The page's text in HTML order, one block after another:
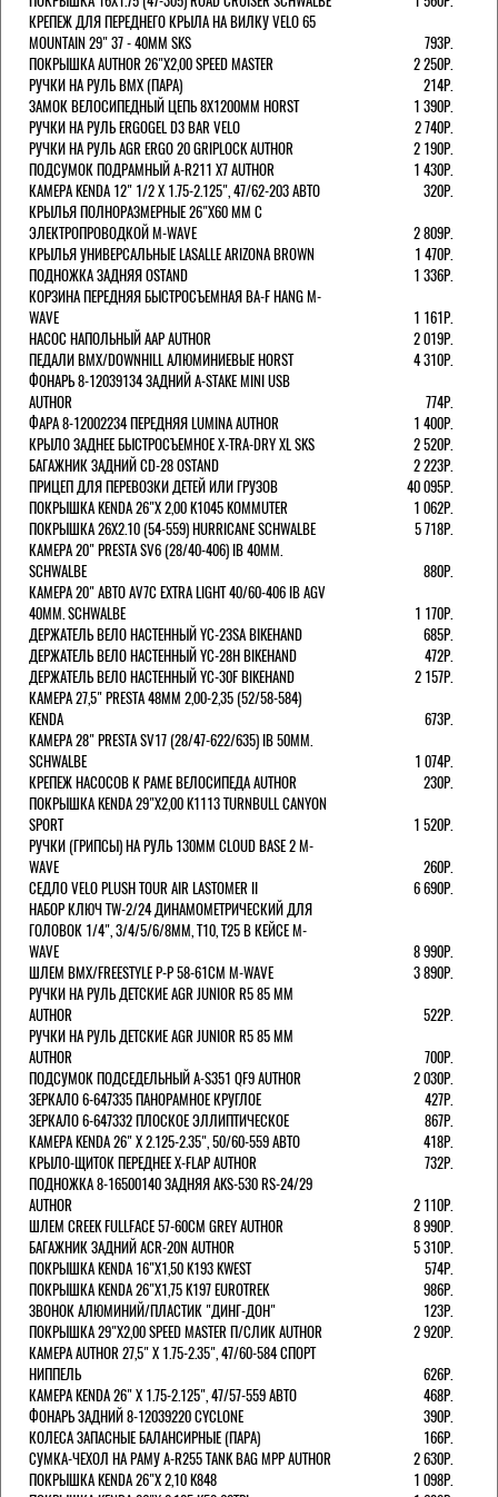
КРЕПЕЖ ДЛЯ ПЕРЕДНЕГО КРЫЛА НА ВИЛКУ VELO 65
MOUNTAIN 29" 37 - 40ММ SKS
793Р.
ПОКРЫШКА AUTHOR 26"Х2,00 SPEED MASTER
2 250Р.
РУЧКИ НА РУЛЬ BMX (ПАРА)
214Р.
ЗАМОК ВЕЛОCИПЕДНЫЙ ЦЕПЬ 8Х1200ММ HORST
1 390Р.
РУЧКИ НА РУЛЬ ERGOGEL D3 BAR VELO
2 740Р.
РУЧКИ НА РУЛЬ AGR ERGO 20 GRIPLOCK AUTHOR
2 190Р.
ПОДСУМОК ПОДРАМНЫЙ A-R211 X7 AUTHOR
1 430Р.
КАМЕРА KENDA 12" 1/2 Х 1.75-2.125", 47/62-203 АВТО
320Р.
КРЫЛЬЯ ПОЛНОРАЗМЕРНЫЕ 26"Х60 ММ С
ЭЛЕКТРОПРОВОДКОЙ M-WAVE
2 809Р.
КРЫЛЬЯ УНИВЕРСАЛЬНЫЕ LASALLE ARIZONA BROWN
1 470Р.
ПОДНОЖКА ЗАДНЯЯ OSTAND
1 336Р.
КОРЗИНА ПЕРЕДНЯЯ БЫСТРОСЪЕМНАЯ BA-F HANG M-
WAVE
1 161Р.
НАСОС НАПОЛЬНЫЙ AAP AUTHOR
2 019Р.
ПЕДАЛИ BMX/DOWNHILL АЛЮМИНИЕВЫЕ HORST
4 310Р.
ФОНАРЬ 8-12039134 ЗАДНИЙ A-STAKE MINI USB
AUTHOR
774Р.
ФАРА 8-12002234 ПЕРЕДНЯЯ LUMINA AUTHOR
1 400Р.
КРЫЛО ЗАДНЕЕ БЫСТРОСЪЕМНОЕ X-TRA-DRY XL SKS
2 520Р.
БАГАЖНИК ЗАДНИЙ CD-28 OSTAND
2 223Р.
ПРИЦЕП ДЛЯ ПЕРЕВОЗКИ ДЕТЕЙ ИЛИ ГРУЗОВ
40 095Р.
ПОКРЫШКА KENDA 26"Х 2,00 K1045 KOMMUTER
1 062Р.
ПОКРЫШКА 26X2.10 (54-559) HURRICANE SCHWALBE
5 718Р.
КАМЕРА 20" PRESTA SV6 (28/40-406) IB 40MM.
SCHWALBE
880Р.
КАМЕРА 20" АВТО AV7C EXTRA LIGHT 40/60-406 IB AGV
40MM. SCHWALBE
1 170Р.
ДЕРЖАТЕЛЬ ВЕЛО НАСТЕННЫЙ YC-23SA BIKEHAND
685Р.
ДЕРЖАТЕЛЬ ВЕЛО НАСТЕННЫЙ YC-28H BIKEHAND
472Р.
ДЕРЖАТЕЛЬ ВЕЛО НАСТЕННЫЙ YC-30F BIKEHAND
2 157Р.
КАМЕРА 27,5" PRESTA 48ММ 2,00-2,35 (52/58-584)
KENDA
673Р.
КАМЕРА 28" PRESTA SV17 (28/47-622/635) IB 50MM.
SCHWALBE
1 074Р.
КРЕПЕЖ НАСОСОВ К РАМЕ ВЕЛОСИПЕДА AUTHOR
230Р.
ПОКРЫШКА KENDA 29"Х2,00 K1113 TURNBULL CANYON
SPORT
1 520Р.
РУЧКИ (ГРИПСЫ) НА РУЛЬ 130ММ CLOUD BASE 2 M-
WAVE
260Р.
СЕДЛО VELO PLUSH TOUR AIR LASTOMER II
6 690Р.
НАБОР КЛЮЧ TW-2/24 ДИНАМОМЕТРИЧЕСКИЙ ДЛЯ
ГОЛОВОК 1/4", 3/4/5/6/8ММ, T10, T25 В КЕЙСЕ M-
WAVE
8 990Р.
ШЛЕМ ВМХ/FREESTYLE Р-Р 58-61СМ M-WAVE
3 890Р.
РУЧКИ НА РУЛЬ ДЕТСКИЕ AGR JUNIOR R5 85 ММ
AUTHOR
522Р.
РУЧКИ НА РУЛЬ ДЕТСКИЕ AGR JUNIOR R5 85 ММ
AUTHOR
700Р.
ПОДСУМОК ПОДСЕДЕЛЬНЫЙ A-S351 QF9 AUTHOR
2 030Р.
ЗЕРКАЛО 6-647335 ПАНОРАМНОЕ КРУГЛОЕ
427Р.
ЗЕРКАЛО 6-647332 ПЛОСКОЕ ЭЛЛИПТИЧЕСКОЕ
867Р.
КАМЕРА KENDA 26" Х 2.125-2.35", 50/60-559 АВТО
418Р.
КРЫЛО-ЩИТОК ПЕРЕДНЕЕ X-FLAP AUTHOR
732Р.
ПОДНОЖКА 8-16500140 ЗАДНЯЯ AKS-530 RS-24/29
AUTHOR
2 110Р.
ШЛЕМ CREEK FULLFACE 57-60СМ GREY AUTHOR
8 990Р.
БАГАЖНИК ЗАДНИЙ ACR-20N AUTHOR
5 310Р.
ПОКРЫШКА KENDA 16"Х1,50 K193 KWEST
574Р.
ПОКРЫШКА KENDA 26"Х1,75 K197 EUROTREK
986Р.
ЗВОНОК АЛЮМИНИЙ/ПЛАСТИК "ДИНГ-ДОН"
123Р.
ПОКРЫШКА 29"Х2,00 SPEED MASTER П/СЛИК AUTHOR
2 920Р.
КАМЕРА AUTHOR 27,5" Х 1.75-2.35", 47/60-584 СПОРТ
НИППЕЛЬ
626Р.
КАМЕРА KENDA 26" Х 1.75-2.125", 47/57-559 АВТО
468Р.
ФОНАРЬ ЗАДНИЙ 8-12039220 CYCLONE
390Р.
КОЛЕСА ЗАПАСНЫЕ БАЛАНСИРНЫЕ (ПАРА)
166Р.
CУМКА-ЧЕХОЛ НА РАМУ A-R255 TANK BAG MPP AUTHOR
2 630Р.
ПОКРЫШКА KENDA 26"Х 2,10 K848
1 098Р.